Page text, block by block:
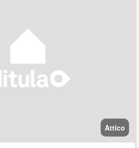
Attico